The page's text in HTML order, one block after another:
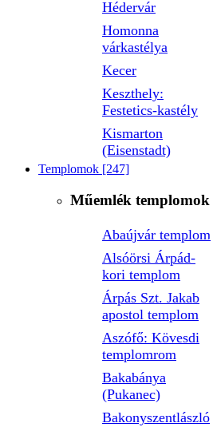
Hédervár
Homonna
várkastélya
Kecer
Keszthely:
Festetics-kastély
Kismarton
(Eisenstadt)
Templomok [247]
Műemlék templomok
Abaújvár templom
Alsóörsi Árpád-
kori templom
Árpás Szt. Jakab
apostol templom
Aszófő: Kövesdi
templomrom
Bakabánya
(Pukanec)
Bakonyszentlászló